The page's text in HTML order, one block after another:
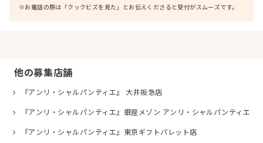
※お電話の際は「クックビズを見た」とお伝えくださると受付がスムーズです。
他の募集店舗
『アンリ・シャルパンティエ』 大井阪急店
『アンリ・シャルパンティエ』銀座メゾン アンリ・シャルパンティエ
『アンリ・シャルパンティエ』東京ギフトパレット店